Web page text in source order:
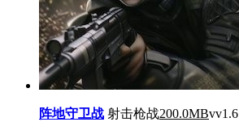
阵地守卫战 射击枪战200.0MBvv1.6